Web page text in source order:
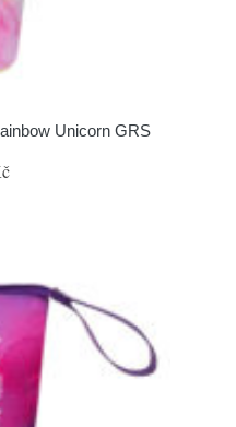
Unicorn GRS